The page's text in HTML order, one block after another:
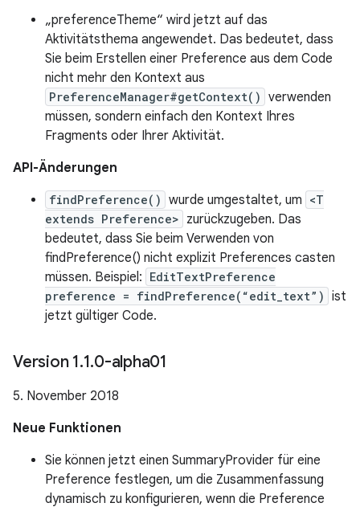
„preferenceTheme“ wird jetzt auf das
Aktivitätsthema angewendet. Das bedeutet, dass
Sie beim Erstellen einer Preference aus dem Code
nicht mehr den Kontext aus
PreferenceManager#getContext() verwenden
müssen, sondern einfach den Kontext Ihres
Fragments oder Ihrer Aktivität.
API-Änderungen
findPreference() wurde umgestaltet, um <T
extends Preference> zurückzugeben. Das
bedeutet, dass Sie beim Verwenden von
findPreference() nicht explizit Preferences casten
müssen. Beispiel: EditTextPreference
preference = findPreference(“edit_text”) ist
jetzt gültiger Code.
Version 1.1.0-alpha01
5. November 2018
Neue Funktionen
Sie können jetzt einen SummaryProvider für eine
Preference festlegen, um die Zusammenfassung
dynamisch zu konfigurieren, wenn die Preference